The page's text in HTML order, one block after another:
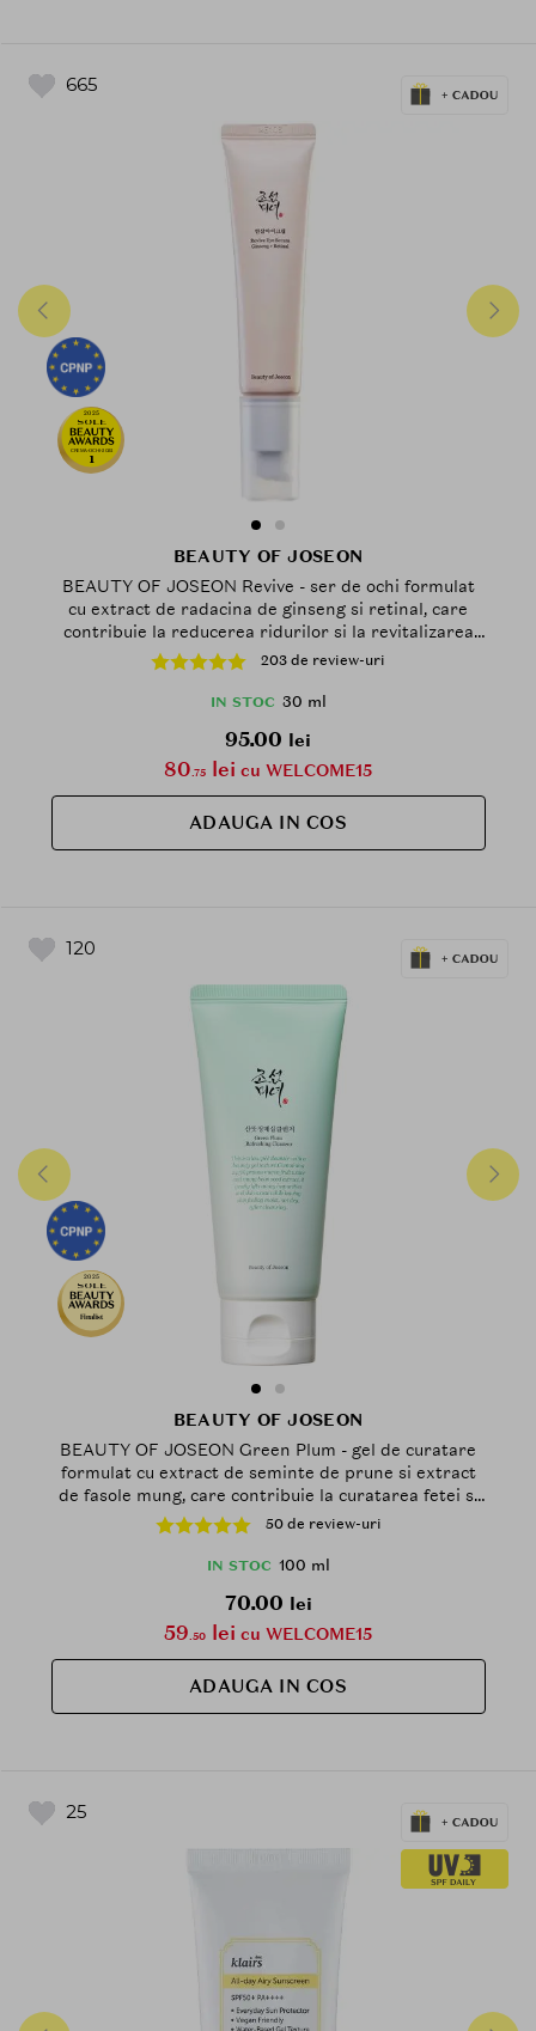
665
2025
CREMA-OCHI-2025
1
BEAUTY OF JOSEON
BEAUTY OF JOSEON Revive - ser de ochi formulat
cu extract de radacina de ginseng si retinal, care
contribuie la reducerea ridurilor si la revitalizarea
zonei delicate a ochilor - 30 ml
203 de review-uri
IN STOC 30 ml
95.00 lei
80.75 lei cu WELCOME15
ADAUGA IN COS
120
2025
Finalist
BEAUTY OF JOSEON
BEAUTY OF JOSEON Green Plum - gel de curatare
formulat cu extract de seminte de prune si extract
de fasole mung, care contribuie la curatarea fetei si
la mentinerea barierei naturale a pielii - 100 ml
50 de review-uri
IN STOC 100 ml
70.00 lei
59.50 lei cu WELCOME15
ADAUGA IN COS
25